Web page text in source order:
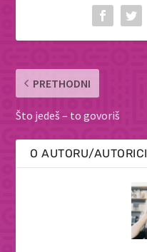
PRETHODNI
Što jedeš – to govoriš
O AUTORU/AUTORICI